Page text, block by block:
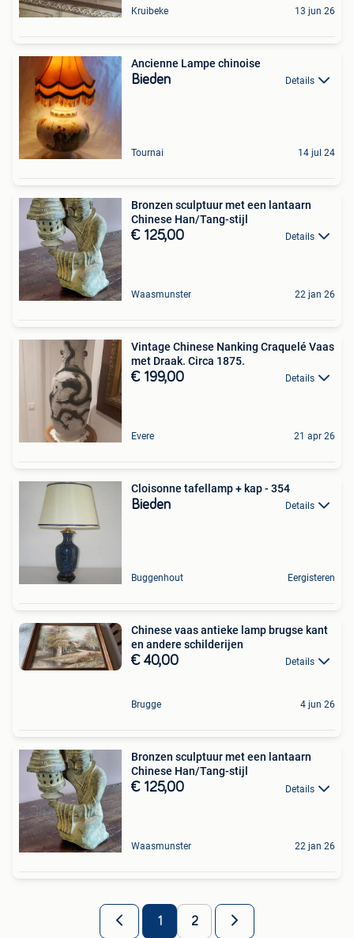
Kruibeke 13 jun 26
Ancienne Lampe chinoise
Bieden Details
Tournai 14 jul 24
Bronzen sculptuur met een lantaarn
Chinese Han/Tang-stijl
€ 125,00 Details
Waasmunster 22 jan 26
Vintage Chinese Nanking Craquelé Vaas
met Draak. Circa 1875.
€ 199,00 Details
Evere 21 apr 26
Cloisonne tafellamp + kap - 354
Bieden Details
Buggenhout Eergisteren
Chinese vaas antieke lamp brugse kant
en andere schilderijen
€ 40,00 Details
Brugge 4 jun 26
Bronzen sculptuur met een lantaarn
Chinese Han/Tang-stijl
€ 125,00 Details
Waasmunster 22 jan 26
1 2